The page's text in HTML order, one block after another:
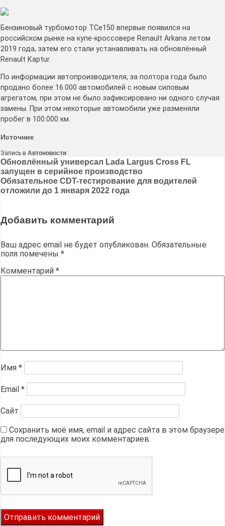
Бензиновый турбомотор ТСе150 впервые появился на
российском рынке на купе-кроссовере Renault Arkanа летом
2019 года, затем его стали устанавливать на обновлённый
Renault Kaptur.
По информации автопроизводителя, за полтора года было
продано более 16.000 автомобилей с новым силовым
агрегатом, при этом не было зафиксировано ни одного случая
замены. При этом некоторые автомобили уже разменяли
пробег в 100.000 км.
Источник
Запись в Автоновости
Навигация
по
записям
Обновлённый универсал Lada Largus Cross FL
запущен в серийное производство
Обязательное CDT-тестирование для водителей
отложили до 1 января 2022 года
Добавить комментарий
Ваш адрес email не будет опубликован. Обязательные
поля помечены *
Комментарий *
Имя *
Email *
Сайт
Сохранить моё имя, email и адрес сайта в этом браузере
для последующих моих комментариев.